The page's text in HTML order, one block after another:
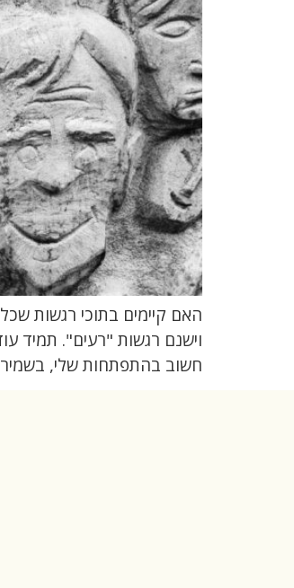
האם קיימים בתוכי רגשות
וישנם רגשות "רעים". תמיד
חשוב בהתפתחות שלי,